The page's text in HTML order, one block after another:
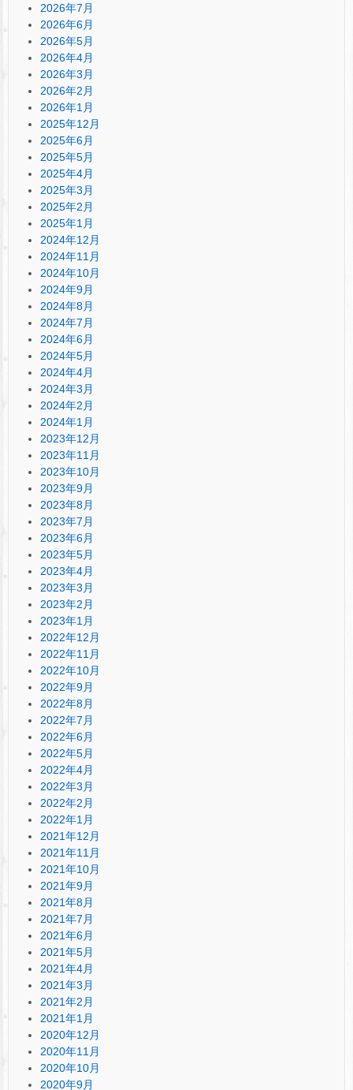
2026年7月
2026年6月
2026年5月
2026年4月
2026年3月
2026年2月
2026年1月
2025年12月
2025年6月
2025年5月
2025年4月
2025年3月
2025年2月
2025年1月
2024年12月
2024年11月
2024年10月
2024年9月
2024年8月
2024年7月
2024年6月
2024年5月
2024年4月
2024年3月
2024年2月
2024年1月
2023年12月
2023年11月
2023年10月
2023年9月
2023年8月
2023年7月
2023年6月
2023年5月
2023年4月
2023年3月
2023年2月
2023年1月
2022年12月
2022年11月
2022年10月
2022年9月
2022年8月
2022年7月
2022年6月
2022年5月
2022年4月
2022年3月
2022年2月
2022年1月
2021年12月
2021年11月
2021年10月
2021年9月
2021年8月
2021年7月
2021年6月
2021年5月
2021年4月
2021年3月
2021年2月
2021年1月
2020年12月
2020年11月
2020年10月
2020年9月